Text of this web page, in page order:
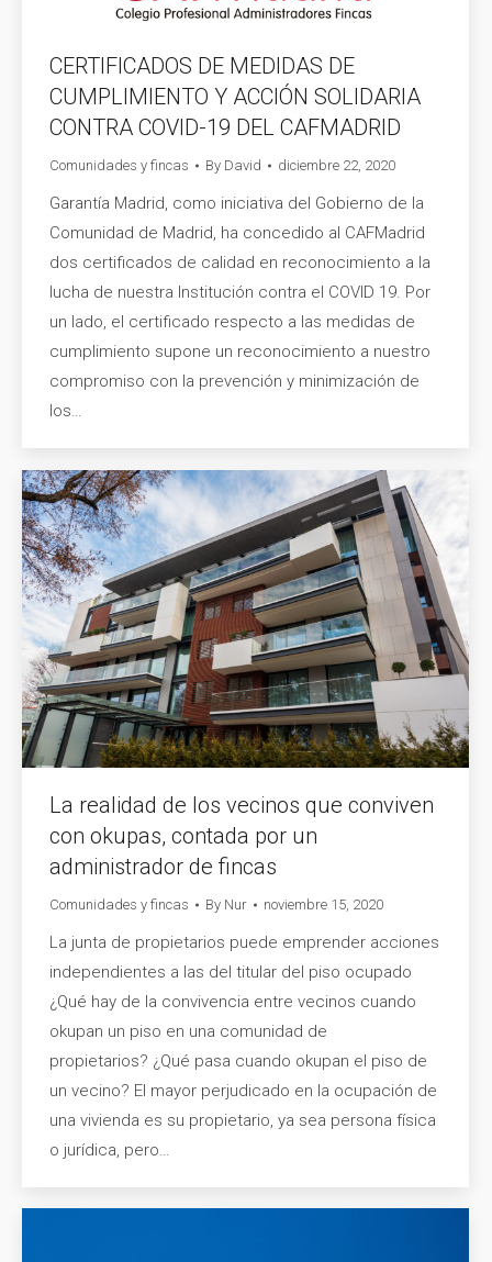
CERTIFICADOS DE MEDIDAS DE
CUMPLIMIENTO Y ACCIÓN SOLIDARIA
CONTRA COVID-19 DEL CAFMADRID
Comunidades y fincas By David diciembre 22, 2020
Garantía Madrid, como iniciativa del Gobierno de la
Comunidad de Madrid, ha concedido al CAFMadrid
dos certificados de calidad en reconocimiento a la
lucha de nuestra Institución contra el COVID 19. Por
un lado, el certificado respecto a las medidas de
cumplimiento supone un reconocimiento a nuestro
compromiso con la prevención y minimización de
los…
La realidad de los vecinos que conviven
con okupas, contada por un
administrador de fincas
Comunidades y fincas By Nur noviembre 15, 2020
La junta de propietarios puede emprender acciones
independientes a las del titular del piso ocupado
¿Qué hay de la convivencia entre vecinos cuando
okupan un piso en una comunidad de
propietarios? ¿Qué pasa cuando okupan el piso de
un vecino? El mayor perjudicado en la ocupación de
una vivienda es su propietario, ya sea persona física
o jurídica, pero…